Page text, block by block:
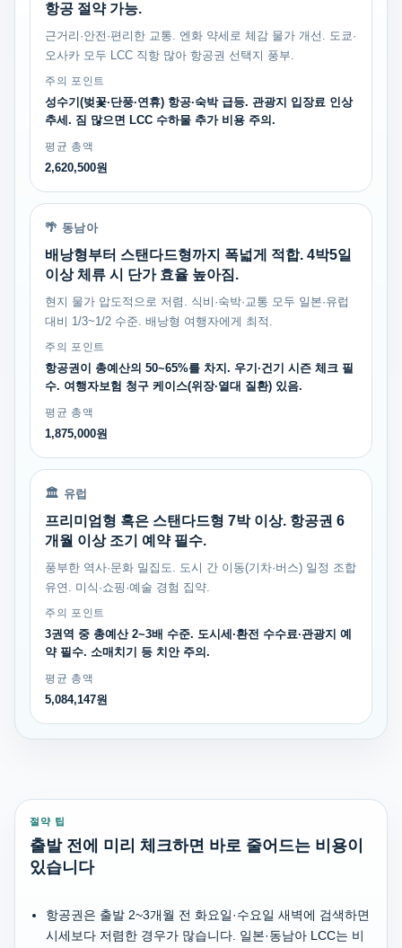
항공 절약 가능.
근거리·안전·편리한 교통. 엔화 약세로 체감 물가 개선. 도쿄·
오사카 모두 LCC 직항 많아 항공권 선택지 풍부.
주의 포인트
성수기(벚꽃·단풍·연휴) 항공·숙박 급등. 관광지 입장료 인상
추세. 짐 많으면 LCC 수하물 추가 비용 주의.
평균 총액
2,620,500원
🌴 동남아
배낭형부터 스탠다드형까지 폭넓게 적합. 4박5일
이상 체류 시 단가 효율 높아짐.
현지 물가 압도적으로 저렴. 식비·숙박·교통 모두 일본·유럽
대비 1/3~1/2 수준. 배낭형 여행자에게 최적.
주의 포인트
항공권이 총예산의 50~65%를 차지. 우기·건기 시즌 체크 필
수. 여행자보험 청구 케이스(위장·열대 질환) 있음.
평균 총액
1,875,000원
🏛️ 유럽
프리미엄형 혹은 스탠다드형 7박 이상. 항공권 6
개월 이상 조기 예약 필수.
풍부한 역사·문화 밀집도. 도시 간 이동(기차·버스) 일정 조합
유연. 미식·쇼핑·예술 경험 집약.
주의 포인트
3권역 중 총예산 2~3배 수준. 도시세·환전 수수료·관광지 예
약 필수. 소매치기 등 치안 주의.
평균 총액
5,084,147원
절약 팁
출발 전에 미리 체크하면 바로 줄어드는 비용이
있습니다
항공권은 출발 2~3개월 전 화요일·수요일 새벽에 검색하면
시세보다 저렴한 경우가 많습니다. 일본·동남아 LCC는 비